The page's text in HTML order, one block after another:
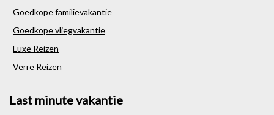
Goedkope familievakantie
Goedkope vliegvakantie
Luxe Reizen
Verre Reizen
Last minute vakantie